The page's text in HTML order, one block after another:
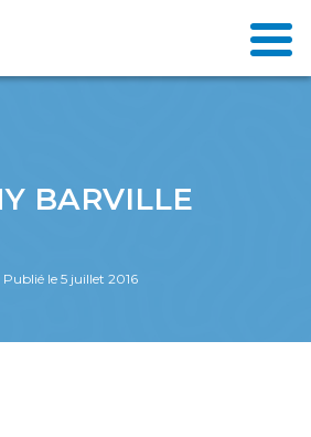
BARVILLE
Publié le 5 juillet 2016